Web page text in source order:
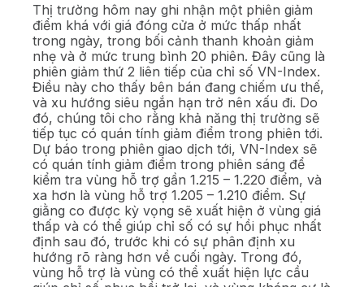
Thị trường hôm nay ghi nhận một phiên giảm
điểm khá với giá đóng cửa ở mức thấp nhất
trong ngày, trong bối cảnh thanh khoản giảm
nhẹ và ở mức trung bình 20 phiên. Đây cũng là
phiên giảm thứ 2 liên tiếp của chỉ số VN-Index.
Điều này cho thấy bên bán đang chiếm ưu thế,
và xu hướng siêu ngắn hạn trở nên xấu đi. Do
đó, chúng tôi cho rằng khả năng thị trường sẽ
tiếp tục có quán tính giảm điểm trong phiên tới.
Dự báo trong phiên giao dịch tới, VN-Index sẽ
có quán tính giảm điểm trong phiên sáng để
kiểm tra vùng hỗ trợ gần 1.215 – 1.220 điểm, và
xa hơn là vùng hỗ trợ 1.205 – 1.210 điểm. Sự
giằng co được kỳ vọng sẽ xuất hiện ở vùng giá
thấp và có thể giúp chỉ số có sự hồi phục nhất
định sau đó, trước khi có sự phân định xu
hướng rõ ràng hơn về cuối ngày. Trong đó,
vùng hỗ trợ là vùng có thể xuất hiện lực cầu